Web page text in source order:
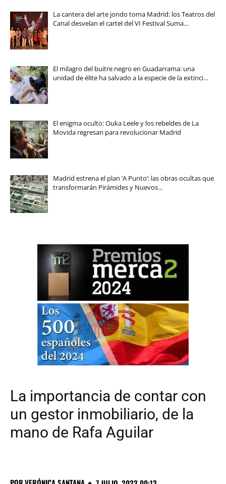
La cantera del arte jondo toma Madrid: los Teatros del
Canal desvelan el cartel del VI Festival Suma…
El milagro del buitre negro en Guadarrama: una
unidad de élite ha salvado a la especie de la extinci…
El enigma oculto: Ouka Leele y los rebeldes de La
Movida regresan para revolucionar Madrid
Madrid estrena el plan ‘A Punto’: las obras ocultas que
transformarán Pirámides y Nuevos…
La importancia de contar con
un gestor inmobiliario, de la
mano de Rafa Aguilar